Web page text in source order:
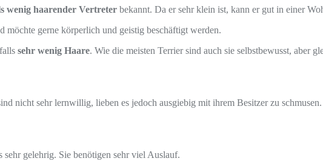
wenig haarender Vertreter bekannt. Da er sehr klein ist, kann er gut in einer
möchte gerne körperlich und geistig beschäftigt werden.
sehr wenig Haare. Wie die meisten Terrier sind auch sie selbstbewusst, aber
nicht sehr lernwillig, lieben es jedoch ausgiebig mit ihrem Besitzer zu schmusen.
sehr gelehrig. Sie benötigen sehr viel Auslauf.